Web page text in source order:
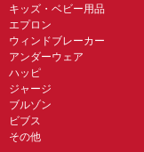
キッズ・ベビー用品
エプロン
ウィンドブレーカー
アンダーウェア
ハッピ
ジャージ
ブルゾン
ビブス
その他